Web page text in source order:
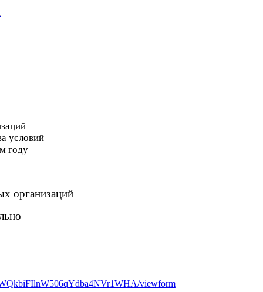
условий
году
организаций
viewform